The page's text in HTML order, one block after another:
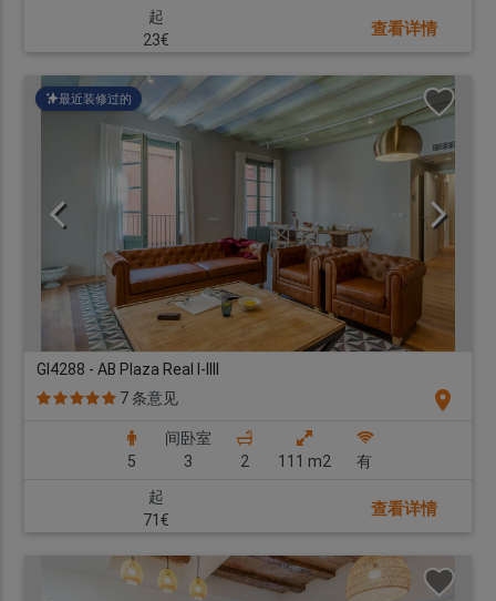
起
23€
查看详情
最近装修过的
GI4288 - AB Plaza Real I-IIII
7 条意见
location_on
5
间卧室
3
2 111 m2
有
起
71€
查看详情